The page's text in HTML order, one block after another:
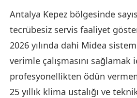
Antalya Kepez bölgesinde
tecrübesiz servis faaliyet
2026 yılında dahi Midea
verimle çalışmasını sağlamak
profesyonellikten ödün
25 yıllık klima ustalığı ve